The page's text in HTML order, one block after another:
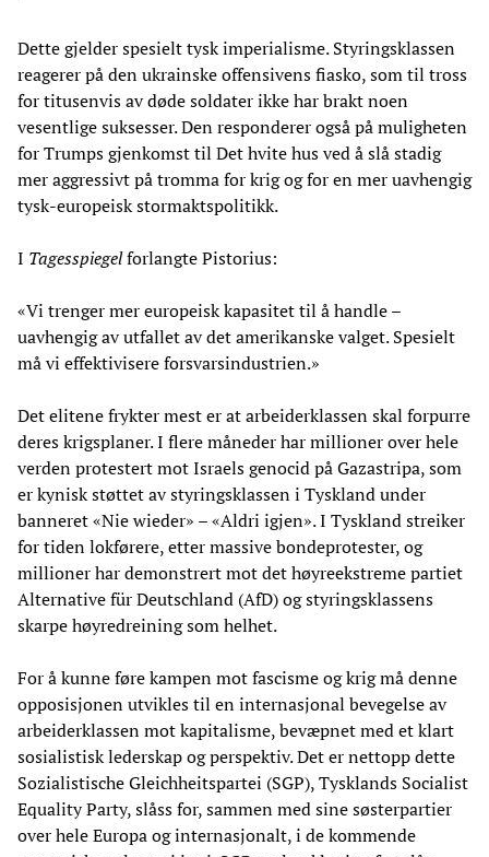
Dette gjelder spesielt tysk imperialisme. Styringsklassen
reagerer på den ukrainske offensivens fiasko, som til tross
for titusenvis av døde soldater ikke har brakt noen
vesentlige suksesser. Den responderer også på muligheten
for Trumps gjenkomst til Det hvite hus ved å slå stadig
mer aggressivt på tromma for krig og for en mer uavhengig
tysk-europeisk stormaktspolitikk.
I Tagesspiegelforlangte Pistorius:
«Vi trenger mer europeisk kapasitet til å handle –
uavhengig av utfallet av det amerikanske valget. Spesielt
må vi effektivisere forsvarsindustrien.»
Det elitene frykter mest er at arbeiderklassen skal forpurre
deres krigsplaner. I flere måneder har millioner over hele
verden protestert mot Israels genocid på Gazastripa, som
er kynisk støttet av styringsklassen i Tyskland under
banneret «Nie wieder» – «Aldri igjen». I Tyskland streiker
for tiden lokførere, etter massive bondeprotester, og
millioner har demonstrert mot det høyreekstreme partiet
Alternative für Deutschland (AfD) og styringsklassens
skarpe høyredreining som helhet.
For å kunne føre kampen mot fascisme og krig må denne
opposisjonen utvikles til en internasjonal bevegelse av
arbeiderklassen mot kapitalisme, bevæpnet med et klart
sosialistisk lederskap og perspektiv. Det er nettopp dette
Sozialistische Gleichheitspartei (SGP), Tysklands Socialist
Equality Party, slåss for, sammen med sine søsterpartier
over hele Europa og internasjonalt, i de kommende